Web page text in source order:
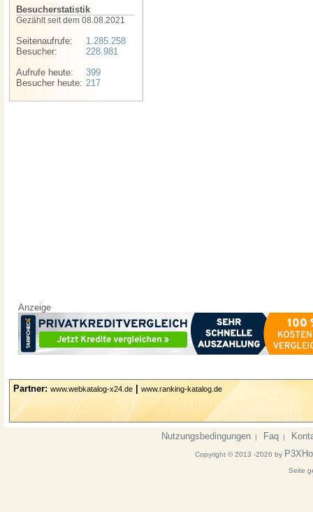
Besucherstatistik
Gezählt seit dem 08.08.2021
Seitenaufrufe:
Besucher:
Aufrufe heute:
Besucher heute:
1.285.258
228.981
399
217
Anzeige
Partner: www.webkatalog-x24.de www.ranking-katalog.de
Nutzungsbedingungen | Faq |
Copyright © 2013 -2026 by
Seite